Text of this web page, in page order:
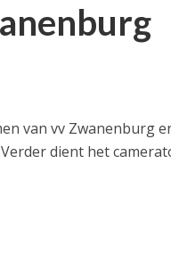
van vv Zwanenburg
dient het